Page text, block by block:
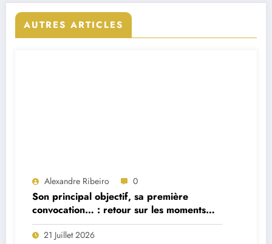
AUTRES ARTICLES
Alexandre Ribeiro 0
Son principal objectif, sa première
convocation… : retour sur les moments
forts de la première interview du
sélectionneur portugais Jorge Jesus
21 Juillet 2026